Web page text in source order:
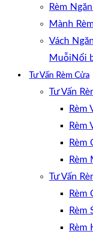
Rèm
Mành
Vách
Muỗi
Tư Vấn Rèm Cửa
Tư Vấn
Rèm
Rèm
Rèm
Rèm
Tư Vấn
Rèm
Rèm
Rèm